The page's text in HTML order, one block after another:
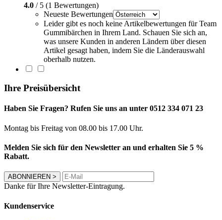
4.0 / 5 (1 Bewertungen)
Neueste Bewertungen
Leider gibt es noch keine Artikelbewertungen für Team
Gummibärchen in Ihrem Land. Schauen Sie sich an,
was unsere Kunden in anderen Ländern über diesen
Artikel gesagt haben, indem Sie die Länderauswahl
oberhalb nutzen.
Ihre Preisübersicht
Haben Sie Fragen? Rufen Sie uns an unter 0512 334 071 23
Montag bis Freitag von 08.00 bis 17.00 Uhr.
Melden Sie sich für den Newsletter an und erhalten Sie 5 %
Rabatt.
ABONNIEREN >
Danke für Ihre Newsletter-Eintragung.
Kundenservice